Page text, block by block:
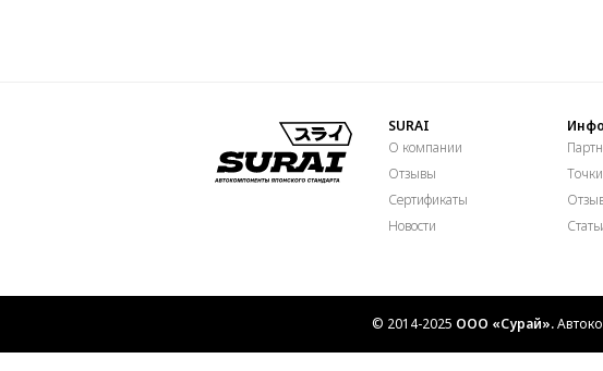
SURAI
О компании
Отзывы
Сертификаты
Новости
© 2014-2025 ООО «Сурай».